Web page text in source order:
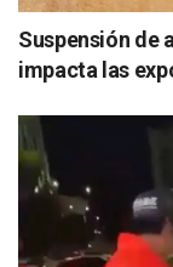
Suspensión de
impacta las